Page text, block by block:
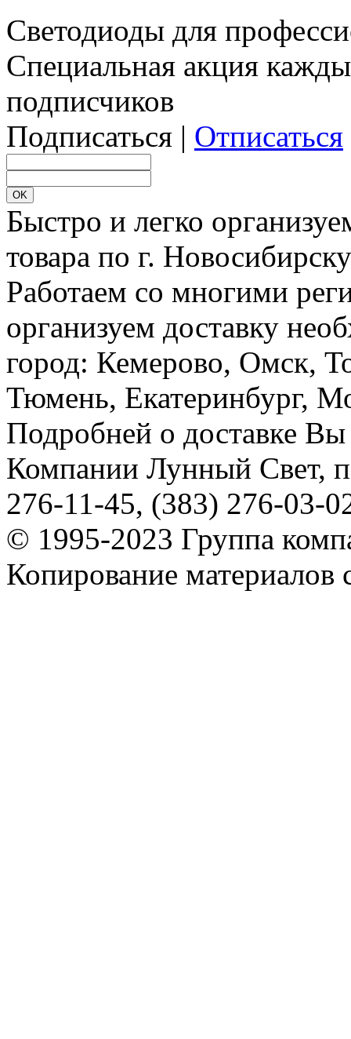
Светодиоды для
Специальная акция
подписчиков
Подписаться | Отписаться
Быстро и легко
товара по г.
Работаем со многими
организуем доставку
город: Кемерово, Омск,
Тюмень, Екатеринбург,
Подробней о доставке
Компании Лунный Свет,
276-11-45, (383) 276-03-
© 1995-2023 Группа
Копирование материалов